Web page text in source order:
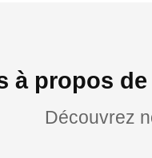
à propos
Découvrez